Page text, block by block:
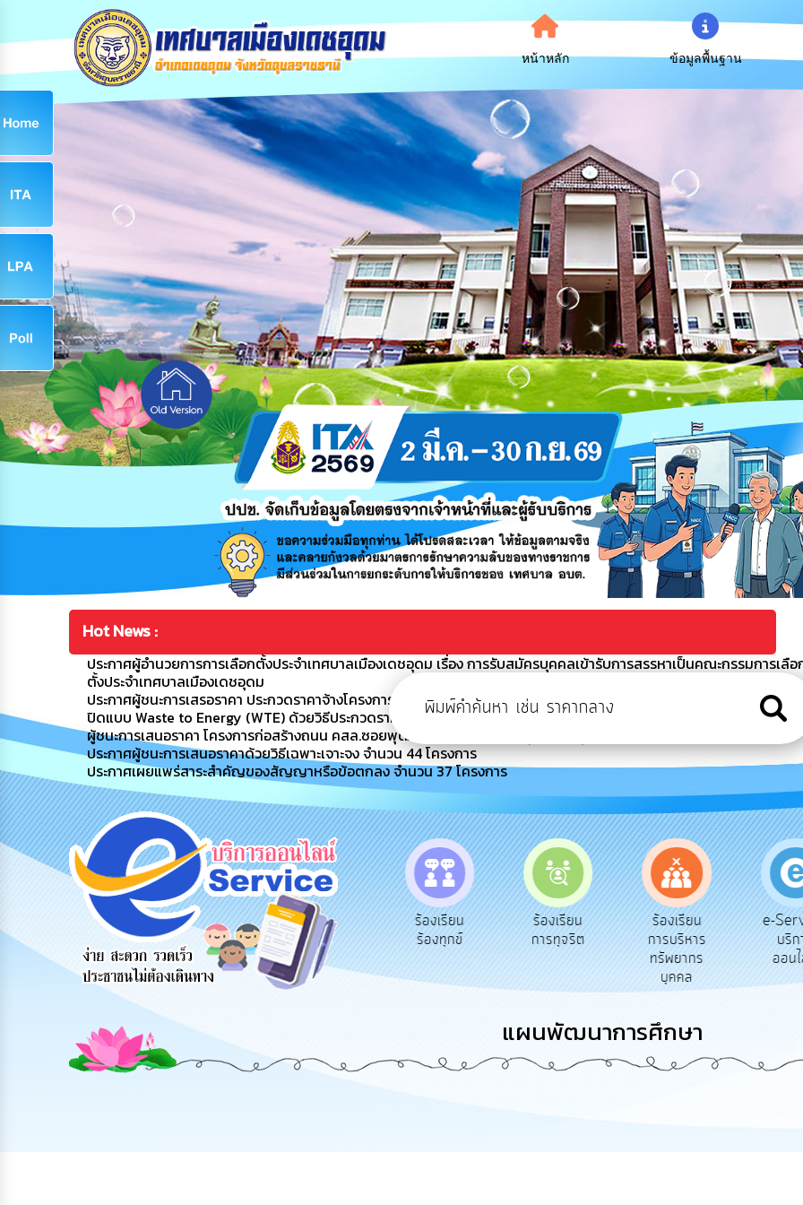
หน้าหลัก ข้อมูลพื้นฐาน
Hot News :
ประกาศผู้อำนวยการการเลือกตั้งประจำเทศบาลเมืองเดชอุดม เรื่อง การรับสมัครบุคคลเข้ารับการสรรหาเป็นคณะกรรมการเลือ
ตั้งประจำเทศบาลเมืองเดชอุดม
ประกาศผู้ชนะการเสรอราคา ประกวดราคาจ้างโครงการบริหารจัดการขยะมูลฝอยชุมชนโดยการแปรรูปเป็นพลังงานไฟฟ้าระบบ
ปิดแบบ Waste to Energy (WTE) ด้วยวิธีประกวดราคาอิเล็กทรอนิกส์ (e-bidding) (เลขที่โครงการ : 670391
ผู้ชนะการเสนอราคา โครงการก่อสร้างถนน คสล.ซอยพุฒพัน 1 (ช่วงจากซอยพุมพัน - สุดเขตทางหลวงท้องถิ่น)
ประกาศผู้ชนะการเสนอราคาด้วยวิธีเฉพาะเจาะจง จำนวน 44 โครงการ
ประกาศเผยแพร่สาระสำคัญของสัญญาหรือข้อตกลง จำนวน 37 โครงการ
ข้อมูลการ
ติดต่อ
สายด่วนผู้
บริหาร
รับฟังความ
คิดเห็น
ประชาชน
ร้องเรียน
ร้องทุกข์
ร้องเรียน
การทุจริต
ร้องเรียน
การบริหาร
ทรัพยากร
บุคคล
e-
บริก
ออน
แผนพัฒนาการศึกษา